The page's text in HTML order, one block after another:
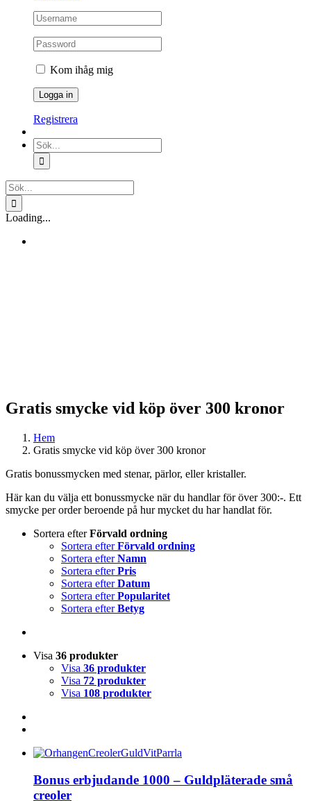
Kom ihåg mig
Registrera
Sök
efter:
Sök
efter:
Loading...
Gratis smycke vid köp över 300 kronor
Hem
Gratis smycke vid köp över 300 kronor
Gratis bonussmycken med stenar, pärlor, eller kristaller.
Här kan du välja ett bonussmycke när du handlar för över 300:-. Ett
smycke per order beroende på hur mycket du har handlat för.
Sortera efterFörvald ordning
Sortera efterFörvald ordning
Sortera efterNamn
Sortera efterPris
Sortera efterDatum
Sortera efterPopularitet
Sortera efterBetyg
Visa 36 produkter
Visa 36 produkter
Visa 72 produkter
Visa 108 produkter
Bonus erbjudande 1000 – Guldpläterade små
creoler